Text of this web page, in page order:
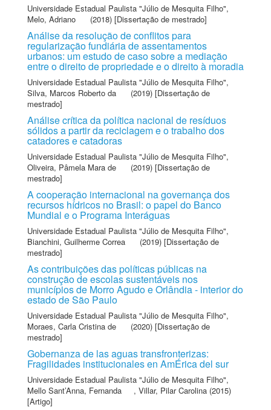
Universidade Estadual Paulista "Júlio de Mesquita Filho",
Melo, Adriano
(2018) [Dissertação de mestrado]
Análise da resolução de conflitos para
regularização fundiária de assentamentos
urbanos: um estudo de caso sobre a mediação
entre o direito de propriedade e o direito à moradia
Universidade Estadual Paulista "Júlio de Mesquita Filho",
Silva, Marcos Roberto da
(2019) [Dissertação de
mestrado]
Análise crítica da política nacional de resíduos
sólidos a partir da reciclagem e o trabalho dos
catadores e catadoras
Universidade Estadual Paulista "Júlio de Mesquita Filho",
Oliveira, Pâmela Mara de
(2019) [Dissertação de
mestrado]
A cooperação internacional na governança dos
recursos hídricos no Brasil: o papel do Banco
Mundial e o Programa Interáguas
Universidade Estadual Paulista "Júlio de Mesquita Filho",
Bianchini, Guilherme Correa
(2019) [Dissertação de
mestrado]
As contribuições das políticas públicas na
construção de escolas sustentáveis nos
municípios de Morro Agudo e Orlândia - interior do
estado de São Paulo
Universidade Estadual Paulista "Júlio de Mesquita Filho",
Moraes, Carla Cristina de
(2020) [Dissertação de
mestrado]
Gobernanza de las aguas transfronterizas:
Fragilidades institucionales en AmÉrica del sur
Universidade Estadual Paulista "Júlio de Mesquita Filho",
Mello Sant’Anna, Fernanda
, Villar, Pilar Carolina (2015)
[Artigo]